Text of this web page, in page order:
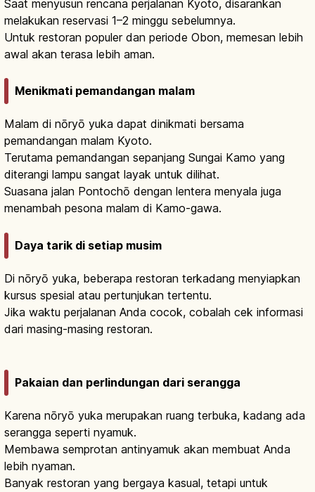
Saat menyusun rencana perjalanan Kyoto, disarankan
melakukan reservasi 1–2 minggu sebelumnya.
Untuk restoran populer dan periode Obon, memesan lebih
awal akan terasa lebih aman.
Menikmati pemandangan malam
Malam di nōryō yuka dapat dinikmati bersama
pemandangan malam Kyoto.
Terutama pemandangan sepanjang Sungai Kamo yang
diterangi lampu sangat layak untuk dilihat.
Suasana jalan Pontochō dengan lentera menyala juga
menambah pesona malam di Kamo-gawa.
Daya tarik di setiap musim
Di nōryō yuka, beberapa restoran terkadang menyiapkan
kursus spesial atau pertunjukan tertentu.
Jika waktu perjalanan Anda cocok, cobalah cek informasi
dari masing-masing restoran.
Pakaian dan perlindungan dari serangga
Karena nōryō yuka merupakan ruang terbuka, kadang ada
serangga seperti nyamuk.
Membawa semprotan antinyamuk akan membuat Anda
lebih nyaman.
Banyak restoran yang bergaya kasual, tetapi untuk